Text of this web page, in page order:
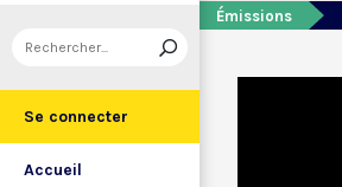
Se connecter
Accueil
Émissions